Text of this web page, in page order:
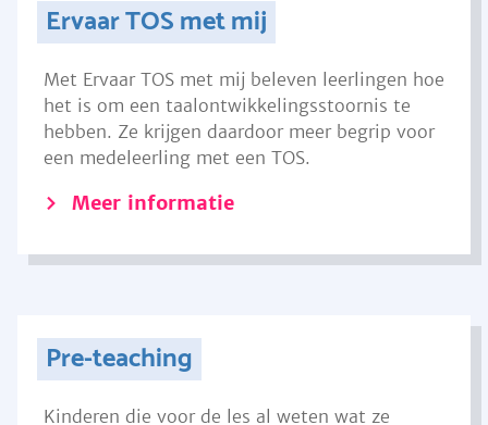
Ervaar TOS met mij
Met Ervaar TOS met mij beleven leerlingen hoe
het is om een taalontwikkelingsstoornis te
hebben. Ze krijgen daardoor meer begrip voor
een medeleerling met een TOS.
Meer informatie
Pre-teaching
Kinderen die voor de les al weten wat ze